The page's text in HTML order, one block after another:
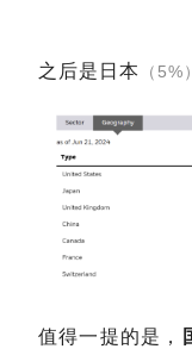
之后是日本 （5%）
值得一提的是，